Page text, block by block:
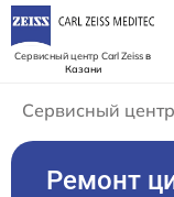
Сервисный центр Carl Zeissв
Казани
Сервисный
Ремонт